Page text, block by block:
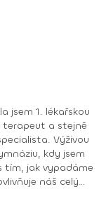
jsem 1. lékařskou
terapeut a stejně
Výživou
kdy jsem
tím, jak vypadáme
náš celý
praxi. V